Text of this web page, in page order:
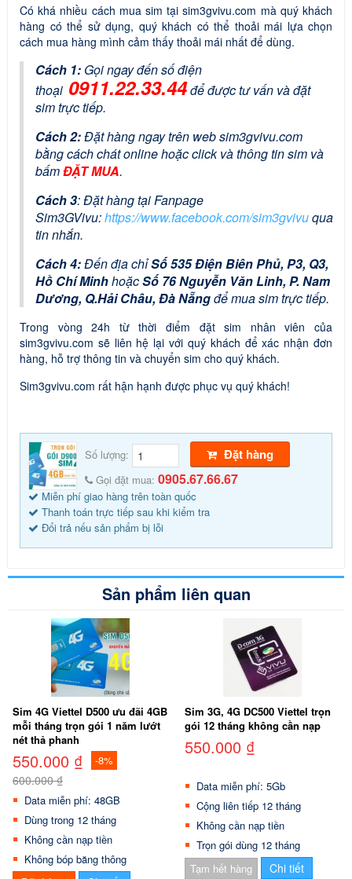
Có khá nhiều cách mua sim tại sim3gvivu.com mà quý khách
hàng có thể sử dụng, quý khách có thể thoải mái lựa chọn
cách mua hàng mình cảm thấy thoải mái nhất để dùng.
Cách 1: Gọi ngay đến số điện
thoại 0911.22.33.44để được tư vấn và đặt
sim trực tiếp.
Cách 2:Đặt hàng ngay trên web sim3gvivu.com
bằng cách chát online hoặc click và thông tin sim và
bấmĐẶT MUA.
Cách 3: Đặt hàng tại Fanpage
Sim3GVivu:https://www.facebook.com/sim3gvivuqua
tin nhắn.
Cách 4:Đến địa chỉSố 535 Điện Biên Phủ, P3, Q3,
Hồ Chí MinhhoặcSố 76 Nguyễn Văn Linh, P. Nam
Dương, Q.Hải Châu, Đà Nẵngđể mua sim trực tiếp.
Trong vòng 24h từ thời điểm đặt sim nhân viên của
sim3gvivu.com sẽ liên hệ lại với quý khách để xác nhận đơn
hàng, hỗ trợ thông tin và chuyển sim cho quý khách.
Sim3gvivu.com rất hận hạnh được phục vụ quý khách!
Số lượng: Đặt hàng
Gọi đặt mua: 0905.67.66.67
Miễn phí giao hàng trên toàn quốc
Thanh toán trực tiếp sau khi kiểm tra
Đổi trả nếu sản phẩm bị lỗi
Sản phẩm liên quan
Sim 4G Viettel D500 ưu đãi 4GB
mỗi tháng trọn gói 1 năm lướt
nét thả phanh
550.000 ₫ -8%
600.000 ₫
Data miễn phí: 48GB
Dùng trong 12 tháng
Không cần nạp tiền
Không bóp băng thông
Sim 3G, 4G DC500 Viettel trọn
gói 12 tháng không cần nạp
550.000 ₫
Data miễn phí: 5Gb
Cộng liên tiếp 12 tháng
Không cần nạp tiền
Trọn gói dùng 12 tháng
Tạm hết hàng
Chi tiết